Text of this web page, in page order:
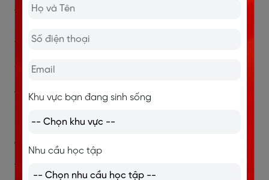
1. ………… (He/arrive) by 9 o'clock?
2. ………… (you/eat) by seven?
3. ………… (it/stop) raining by tomorrow evening?
4. ………… (we/watch) the film by 8?
5. ………… (she/arrive) by Monday?
6. When ………… (you/finish)?
7. What ………… (you/do) by the end of the day?
Khu vực bạn đang sinh sống
Nhu cầu học tập